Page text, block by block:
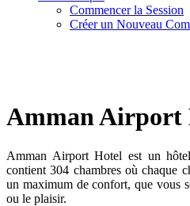
Commencer la Session
Créer un Nouveau
Amman Airport
Amman Airport Hotel est un
contient 304 chambres où chaque
un maximum de confort, que vous
ou le plaisir.